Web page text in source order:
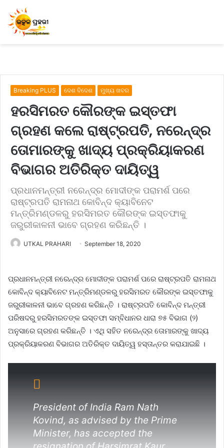
Breaking PLUS ଦେଶ ବିଦେଶ ମୁଖ୍ୟ ଖବର
ହରସିମରତ କୌରଙ୍କ ଇସ୍ତଫା
ଗ୍ରହଣ କଲେ ରାଷ୍ଟ୍ରପତି, ନରେନ୍ଦ୍ର
ତୋମାରଙ୍କୁ ଖାଦ୍ୟ ପ୍ରକ୍ରିୟାକରଣ
ବିଭାଗର ଅତିରିକ୍ତ ଦାୟିତ୍ୱ
ପ୍ରଧାନମନ୍ତ୍ରୀ ନରେନ୍ଦ୍ର ମୋଦୀଙ୍କ ପରାମର୍ଶ ପରେ
ରାଷ୍ଟ୍ରପତି ରାମନାଥ କୋବିନ୍ଦ କ୍ୟାବିନେଟ
ମନ୍ତ୍ରିମଣ୍ଡଳରୁ ହରସିମରତ କୌରଙ୍କ ଇସ୍ତଫାକୁ
ଜରୁରୀକାଳନୀ ଭାବେ ଗ୍ରହଣ କରିଛନ୍ତି ।
UTKAL PRAHARI September 18, 2020
ପ୍ରଧାନମନ୍ତ୍ରୀ ନରେନ୍ଦ୍ର ମୋଦୀଙ୍କ ପରାମର୍ଶ ପରେ ରାଷ୍ଟ୍ରପତି ରାମନାଥ
କୋବିନ୍ଦ କ୍ୟାବିନେଟ ମନ୍ତ୍ରିମଣ୍ଡଳରୁ ହରସିମରତ କୌରଙ୍କ ଇସ୍ତଫାକୁ
ଜରୁରୀକାଳନୀ ଭାବେ ଗ୍ରହଣ କରିଛନ୍ତି । ରାଷ୍ଟ୍ରପତି କୋବିନ୍ଦ ମନ୍ତ୍ରୀ
ପରିଷଦରୁ ହରସିମରତଙ୍କ ଇସ୍ତଫା ସମ୍ବିଧାନର ଧାରା ୭୫ ବିଭାଗ (୨)
ଅନୁସାରେ ଗ୍ରହଣ କରିଛନ୍ତି । ଏଥି ସହିତ ନରେନ୍ଦ୍ର ତୋମାରଙ୍କୁ ଖାଦ୍ୟ
ପ୍ରକ୍ରିୟାକରଣ ବିଭାଗର ଅତିରିକ୍ତ ଦାୟିତ୍ୱ ହସ୍ତାନ୍ତର କରାଯାଇଛି ।
President of India Ram Nath
Kovind, as advised by the Prime
Minister, has accepted the